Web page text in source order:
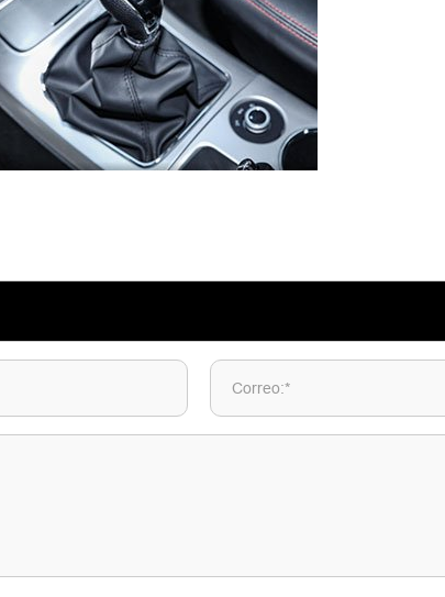
Correo:*